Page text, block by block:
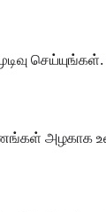
வண்ணங்கள் அழகாக